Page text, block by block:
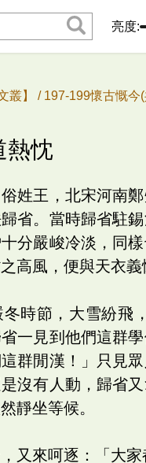
亮度:
叢】 / 197-199懷古慨今
忱
姓王，北宋河南
省。當時歸省駐
分嚴峻冷淡，同
高風，便與天衣義
時節，大雪紛飛
一見到他們這群
群閒漢！」只見
沒有人動，歸省
靜坐等候。
又來呵逐：「大